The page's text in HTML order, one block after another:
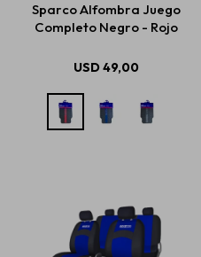
Sparco Alfombra Juego
Completo Negro - Rojo
USD49,00
Estética automotriz
Accesorios
Repuestos